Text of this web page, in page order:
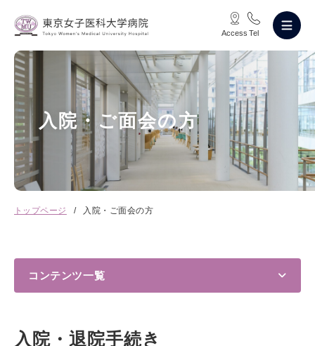
Access Tel
入院・ご面会の方
トップページ 入院・ご面会の方
コンテンツ⼀覧
入院・退院手続き